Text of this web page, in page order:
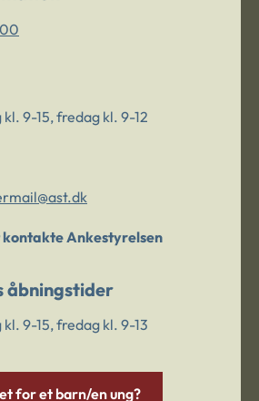
00
9-15, fredag kl. 9-12
kontakte Ankestyrelsen
åbningstider
9-15, fredag kl. 9-13
for et barn/en ung?